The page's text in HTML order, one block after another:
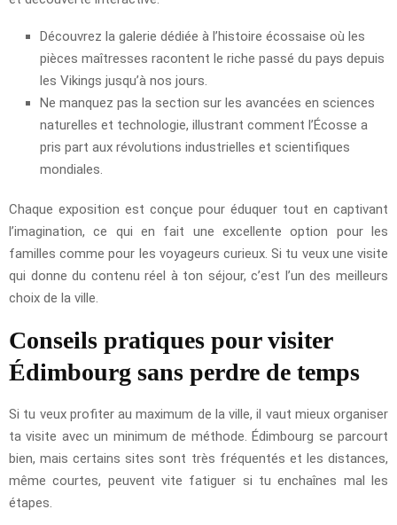
Découvrez la galerie dédiée à l’histoire écossaise où les
pièces maîtresses racontent le riche passé du pays depuis
les Vikings jusqu’à nos jours.
Ne manquez pas la section sur les avancées en sciences
naturelles et technologie, illustrant comment l’Écosse a
pris part aux révolutions industrielles et scientifiques
mondiales.
Chaque exposition est conçue pour éduquer tout en captivant
l’imagination, ce qui en fait une excellente option pour les
familles comme pour les voyageurs curieux. Si tu veux une visite
qui donne du contenu réel à ton séjour, c’est l’un des meilleurs
choix de la ville.
Conseils pratiques pour visiter
Édimbourg sans perdre de temps
Si tu veux profiter au maximum de la ville, il vaut mieux organiser
ta visite avec un minimum de méthode. Édimbourg se parcourt
bien, mais certains sites sont très fréquentés et les distances,
même courtes, peuvent vite fatiguer si tu enchaînes mal les
étapes.